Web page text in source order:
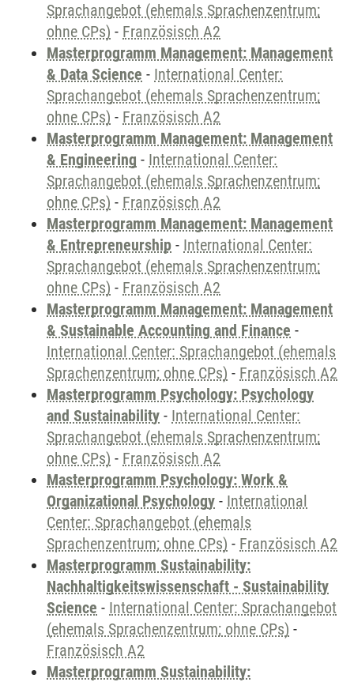
Sprachangebot (ehemals Sprachenzentrum;
ohne CPs) - Französisch A2
Masterprogramm Management: Management
& Data Science - International Center:
Sprachangebot (ehemals Sprachenzentrum;
ohne CPs) - Französisch A2
Masterprogramm Management: Management
& Engineering - International Center:
Sprachangebot (ehemals Sprachenzentrum;
ohne CPs) - Französisch A2
Masterprogramm Management: Management
& Entrepreneurship - International Center:
Sprachangebot (ehemals Sprachenzentrum;
ohne CPs) - Französisch A2
Masterprogramm Management: Management
& Sustainable Accounting and Finance -
International Center: Sprachangebot (ehemals
Sprachenzentrum; ohne CPs) - Französisch A2
Masterprogramm Psychology: Psychology
and Sustainability - International Center:
Sprachangebot (ehemals Sprachenzentrum;
ohne CPs) - Französisch A2
Masterprogramm Psychology: Work &
Organizational Psychology - International
Center: Sprachangebot (ehemals
Sprachenzentrum; ohne CPs) - Französisch A2
Masterprogramm Sustainability:
Nachhaltigkeitswissenschaft - Sustainability
Science - International Center: Sprachangebot
(ehemals Sprachenzentrum; ohne CPs) -
Französisch A2
Masterprogramm Sustainability: